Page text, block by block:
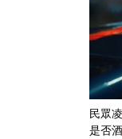
民眾
是否